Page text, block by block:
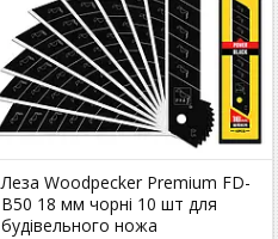
Леза Woodpecker Premium FD-
B50 18 мм чорні 10 шт для
будівельного ножа